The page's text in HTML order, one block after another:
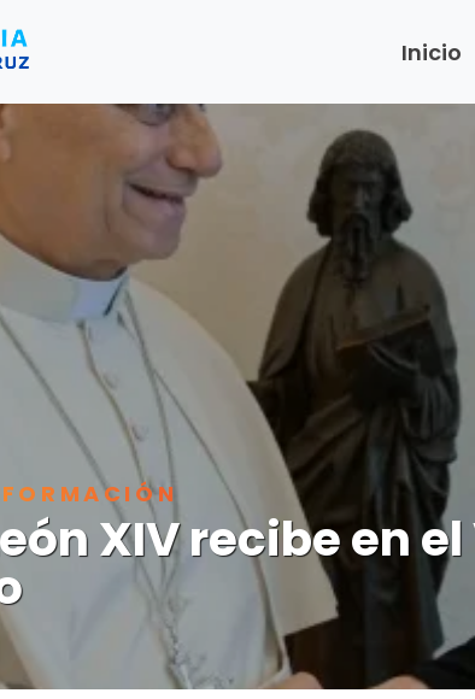
Inicio
XIV recibe en